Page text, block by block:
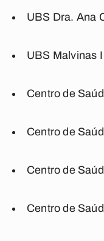
UBS Dra. Ana
UBS Malvinas I
Centro de
Centro de
Centro de
Centro de